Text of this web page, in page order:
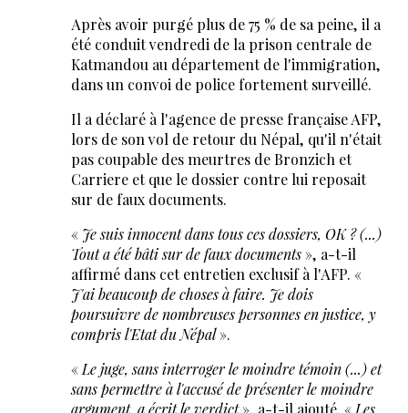
Après avoir purgé plus de 75 % de sa peine, il a
été conduit vendredi de la prison centrale de
Katmandou au département de l'immigration,
dans un convoi de police fortement surveillé.
Il a déclaré à l'agence de presse française AFP,
lors de son vol de retour du Népal, qu'il n'était
pas coupable des meurtres de Bronzich et
Carriere et que le dossier contre lui reposait
sur de faux documents.
« Je suis innocent dans tous ces dossiers, OK ? (...)
Tout a été bâti sur de faux documents», a-t-il
affirmé dans cet entretien exclusif à l'AFP. «
J'ai beaucoup de choses à faire. Je dois
poursuivre de nombreuses personnes en justice, y
compris l'Etat du Népal».
« Le juge, sans interroger le moindre témoin (...) et
sans permettre à l'accusé de présenter le moindre
argument, a écrit le verdict», a-t-il ajouté. « Les